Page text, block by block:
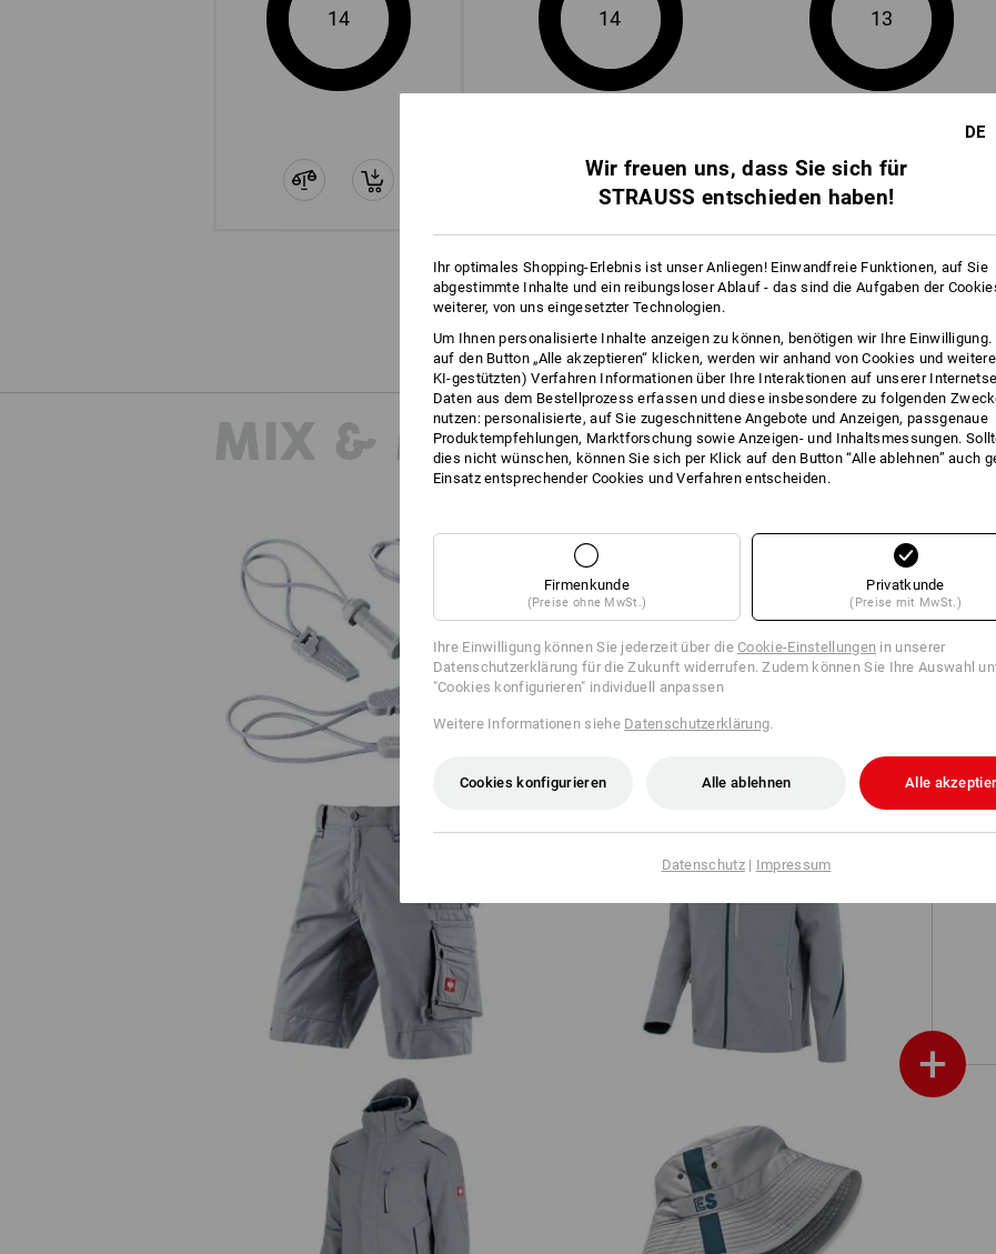
14 14 13
Alle Details vergleichen
MIX & MATCH
S1
+
Zipper-Set e.s.motion 2020 Bundhose e.s.motion 2020
Short e.s.motion 2020 Softshelljacke e.s.motion 2020
Winter Softshelljacke e.s.motion 2020,
Arbeitshut e.s.motion 2020
DE
Wir freuen uns, dass Sie sich für
STRAUSS entschieden haben!
Ihr optimales Shopping-Erlebnis ist unser Anliegen! Einwandfreie Funktionen, auf Sie
abgestimmte Inhalte und ein reibungsloser Ablauf - das sind die Aufgaben der
weiterer, von uns eingesetzter Technologien.
Um Ihnen personalisierte Inhalte anzeigen zu können, benötigen wir Ihre Einwilligung.
auf den Button „Alle akzeptieren“ klicken, werden wir anhand von Cookies und
KI-gestützten) Verfahren Informationen über Ihre Interaktionen auf unserer
Daten aus dem Bestellprozess erfassen und diese insbesondere zu folgenden
nutzen: personalisierte, auf Sie zugeschnittene Angebote und Anzeigen, passgenaue
Produktempfehlungen, Marktforschung sowie Anzeigen- und Inhaltsmessungen.
dies nicht wünschen, können Sie sich per Klick auf den Button “Alle ablehnen” auch
Einsatz entsprechender Cookies und Verfahren entscheiden.
Firmenkunde
(Preise ohne MwSt.)
Privatkunde
(Preise mit MwSt.)
Ihre Einwilligung können Sie jederzeit über dieCookie-Einstellungen in unserer
Datenschutzerklärung für die Zukunft widerrufen. Zudem können Sie Ihre Auswahl
"Cookies konfigurieren" individuell anpassen
Weitere Informationen siehe Datenschutzerklärung.
Cookies konfigurieren Alle ablehnen Alle
Datenschutz| Impressum